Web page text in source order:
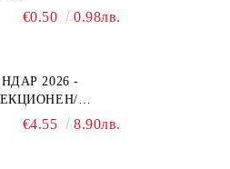
€0.50 0.98лв.
2026 -
€4.55 8.90лв.